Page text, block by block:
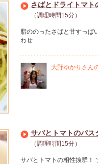
さばとドライトマト
（調理時間15分）
脂ののったさばと甘すっぱ
わせ
大野ゆかりさん
サバとトマトのパス
（調理時間15分）
サバとトマトの相性抜群！